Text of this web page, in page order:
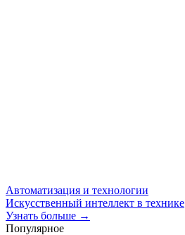
Автоматизация и технологии
Искусственный интеллект в технике
Узнать больше →
Популярное